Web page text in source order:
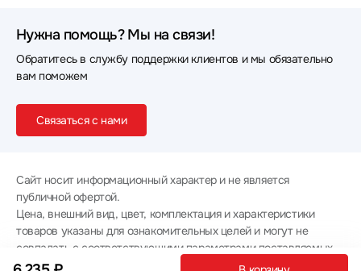
Нужна помощь? Мы на связи!
Обратитесь в службу поддержки клиентов и мы обязательно
вам поможем
Связаться с нами
Сайт носит информационный характер и не является
публичной офертой.
Цена, внешний вид, цвет, комплектация и характеристики
товаров указаны для ознакомительных целей и могут не
совпадать с соответствующими параметрами поставляемых
товаров - уточняйте информацию у менеджера при